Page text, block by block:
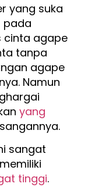
yang suka
pada
cinta agape
tanpa
agape
Namun
yang
sangat
tinggi.